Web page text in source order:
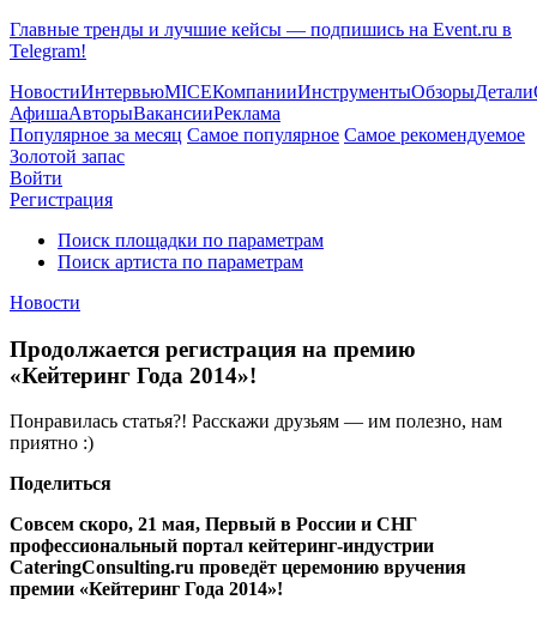
Главные тренды и лучшие кейсы — подпишись на Event.ru в
Telegram!
НовостиИнтервьюMICEКомпанииИнструментыОбзорыДетали
АфишаАвторыВакансииРеклама
Популярное за месяц Самое популярное Самое рекомендуемое
Золотой запас
Войти
Регистрация
Поиск площадки по параметрам
Поиск артиста по параметрам
Новости
Продолжается регистрация на премию
«Кейтеринг Года 2014»!
Понравилась статья?! Расскажи друзьям — им полезно, нам
приятно :)
Поделиться
Совсем скоро, 21 мая, Первый в России и СНГ
профессиональный портал кейтеринг-индустрии
CateringConsulting.ru проведёт церемонию вручения
премии «Кейтеринг Года 2014»!